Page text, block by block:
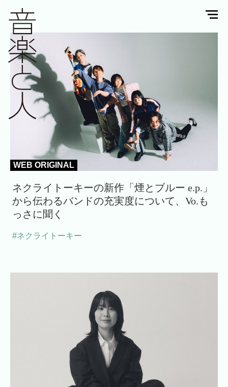
WEB ORIGINAL
ネクライトーキーの新作「煙とブルー e.p.」
から伝わるバンドの充実度について、Vo.も
っさに聞く
#ネクライトーキー